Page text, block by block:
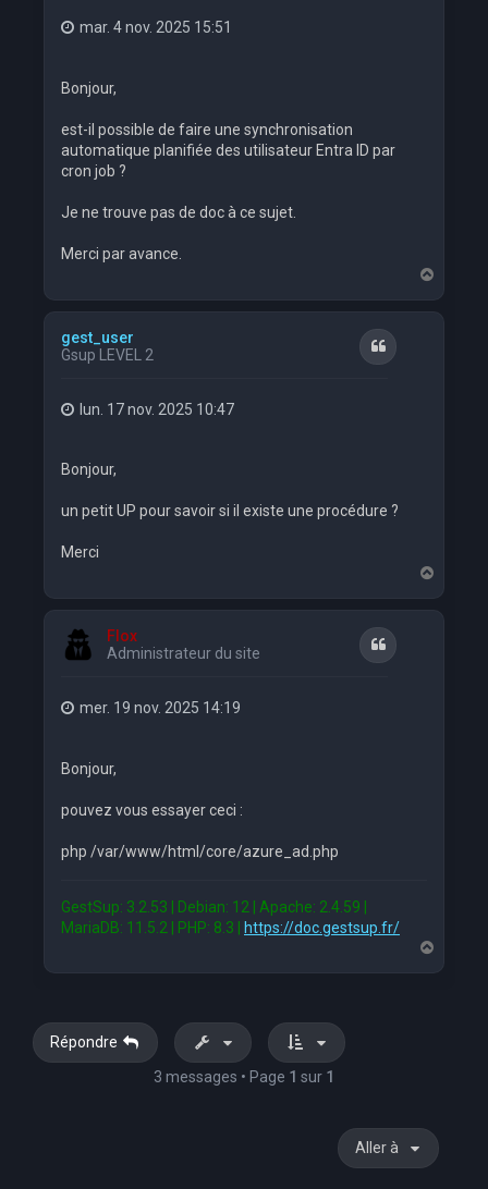
mar. 4 nov. 2025 15:51
Bonjour,
est-il possible de faire une synchronisation
automatique planifiée des utilisateur Entra ID par
cron job ?
Je ne trouve pas de doc à ce sujet.
Merci par avance.
a
gest_user
Gsup LEVEL 2
Citation
lun. 17 nov. 2025 10:47
Bonjour,
un petit UP pour savoir si il existe une procédure ?
Merci
a
Flox
Administrateur du site
Citation
mer. 19 nov. 2025 14:19
Bonjour,
pouvez vous essayer ceci :
php /var/www/html/core/azure_ad.php
GestSup: 3.2.53 | Debian: 12 | Apache: 2.4.59 |
MariaDB: 11.5.2 | PHP: 8.3 | https://doc.gestsup.fr/
a
Répondre
3 messages • Page 1 sur 1
Aller à